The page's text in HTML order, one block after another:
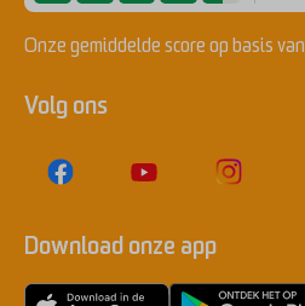
Onze gemiddelde score op basis van
Volg ons
Download onze app